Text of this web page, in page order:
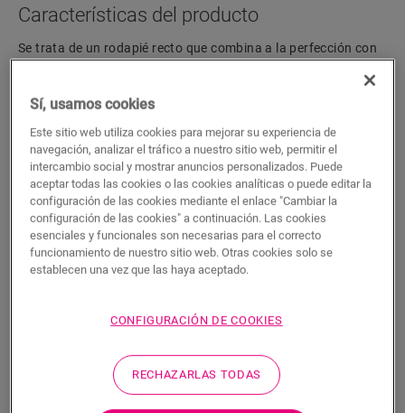
Características del producto
Se trata de un rodapié recto que combina a la perfección con
One4All. Para lograr un acabado hermético, le sugerimos que
lo combine con la tira de espuma, el Hydrokit y el Hydrostrip.
El rodapié también está disponible en blanco, listo para pintar
(QSSKPAINT).
Dimensiones
Descargas
Crear un acabado hermético es muy sencillo. Siga los
Sí, usamos cookies
Este sitio web utiliza cookies para mejorar su experiencia de
navegación, analizar el tráfico a nuestro sitio web, permitir el
intercambio social y mostrar anuncios personalizados. Puede
aceptar todas las cookies o las cookies analíticas o puede editar la
configuración de las cookies mediante el enlace "Cambiar la
configuración de las cookies" a continuación. Las cookies
esenciales y funcionales son necesarias para el correcto
funcionamiento de nuestro sitio web. Otras cookies solo se
establecen una vez que las haya aceptado.
CONFIGURACIÓN DE COOKIES
RECHAZARLAS TODAS